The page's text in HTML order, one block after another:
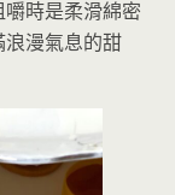
時是柔滑綿密
漫氣息的甜